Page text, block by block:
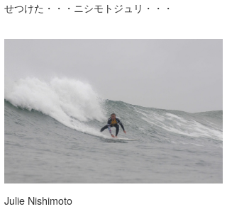
せつけた・・・ニシモトジュリ・・・
Julie Nishimoto